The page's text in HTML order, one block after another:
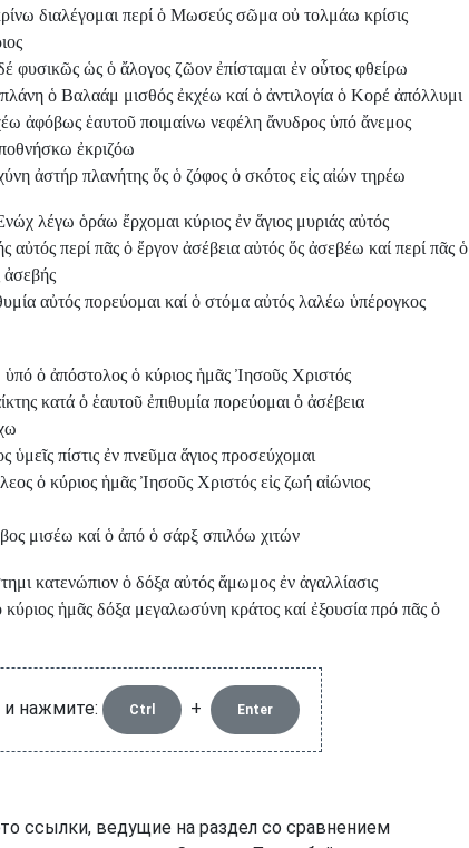
διαλέγομαι περί ὁ Μωσεύς σῶμα οὐ τολμάω κρίσις
φυσικῶς ὡς ὁ ἄλογος ζῶον ἐπίσταμαι ἐν οὗτος φθείρω
ὁ Βαλαάμ μισθός ἐκχέω καί ὁ ἀντιλογία ὁ Κορέ ἀπόλλυμι
ἀφόβως ἑαυτοῦ ποιμαίνω νεφέλη ἄνυδρος ὑπό ἄνεμος
ἐκριζόω
ἀστήρ πλανήτης ὅς ὁ ζόφος ὁ σκότος εἰς αἰών τηρέω
λέγω ὁράω ἔρχομαι κύριος ἐν ἅγιος μυριάς αὐτός
αὐτός περί πᾶς ὁ ἔργον ἀσέβεια αὐτός ὅς ἀσεβέω καί περί πᾶς ὁ
αὐτός πορεύομαι καί ὁ στόμα αὐτός λαλέω ὑπέρογκος
ὁ ἀπόστολος ὁ κύριος ἡμᾶς Ἰησοῦς Χριστός
κατά ὁ ἑαυτοῦ ἐπιθυμία πορεύομαι ὁ ἀσέβεια
πίστις ἐν πνεῦμα ἅγιος προσεύχομαι
ὁ κύριος ἡμᾶς Ἰησοῦς Χριστός εἰς ζωή αἰώνιος
μισέω καί ὁ ἀπό ὁ σάρξ σπιλόω χιτών
κατενώπιον ὁ δόξα αὐτός ἄμωμος ἐν ἀγαλλίασις
ἡμᾶς δόξα μεγαλωσύνη κράτος καί ἐξουσία πρό πᾶς ὁ
нажмите: Ctrl + Enter
ссылки, ведущие на раздел со сравнением